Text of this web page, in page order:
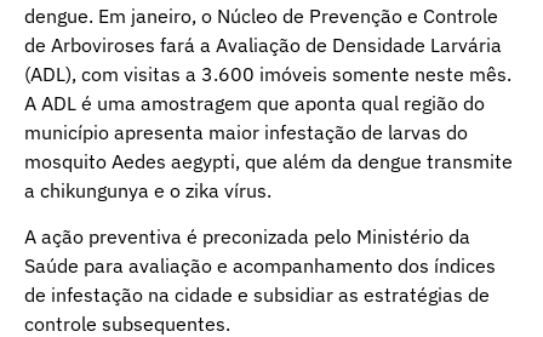
dengue. Em janeiro, o Núcleo de Prevenção e Controle
de Arboviroses fará a Avaliação de Densidade Larvária
(ADL), com visitas a 3.600 imóveis somente neste mês.
A ADL é uma amostragem que aponta qual região do
município apresenta maior infestação de larvas do
mosquito Aedes aegypti, que além da dengue transmite
a chikungunya e o zika vírus.
A ação preventiva é preconizada pelo Ministério da
Saúde para avaliação e acompanhamento dos índices
de infestação na cidade e subsidiar as estratégias de
controle subsequentes.